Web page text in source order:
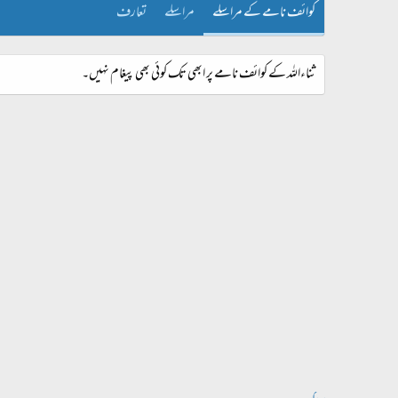
کوائف نامے کے مراسلے مراسلے تعارف
ثناءاللہ کے کوائف نامے پر ابھی تک کوئی بھی پیغام نہیں۔